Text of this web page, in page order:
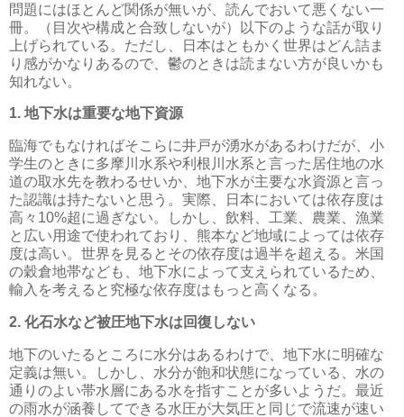
問題にはほとんど関係が無いが、読んでおいて悪くない一
冊。（目次や構成と合致しないが）以下のような話が取り
上げられている。ただし、日本はともかく世界はどん詰ま
り感がかなりあるので、鬱のときは読まない方が良いかも
知れない。
1. 地下水は重要な地下資源
臨海でもなければそこらに井戸が湧水があるわけだが、小
学生のときに多摩川水系や利根川水系と言った居住地の水
道の取水先を教わるせいか、地下水が主要な水資源と言っ
た認識は持たないと思う。実際、日本においては依存度は
高々10%超に過ぎない。しかし、飲料、工業、農業、漁業
と広い用途で使われており、熊本など地域によっては依存
度は高い。世界を見るとその依存度は過半を超える。米国
の穀倉地帯なども、地下水によって支えられているため、
輸入を考えると究極な依存度はもっと高くなる。
2. 化石水など被圧地下水は回復しない
地下のいたるところに水分はあるわけで、地下水に明確な
定義は無い。しかし、水分が飽和状態になっている、水の
通りのよい帯水層にある水を指すことが多いようだ。最近
の雨水が涵養してできる水圧が大気圧と同じで流速が速い